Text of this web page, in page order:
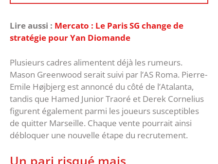
Lire aussi : Mercato : Le Paris SG change de
stratégie pour Yan Diomande
‎Plusieurs cadres alimentent déjà les rumeurs.
Mason Greenwood serait suivi par l’AS Roma. Pierre-
Emile Højbjerg est annoncé du côté de l’Atalanta,
tandis que Hamed Junior Traoré et Derek Cornelius
figurent également parmi les joueurs susceptibles
de quitter Marseille. Chaque vente pourrait ainsi
débloquer une nouvelle étape du recrutement.
Un pari risqué mais